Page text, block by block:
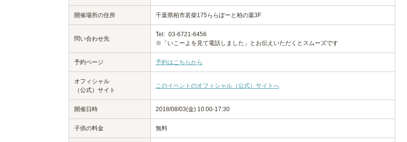
開催場所の住所 千葉県柏市若柴175ららぽーと柏の葉3F
問い合わせ先
Tel: 03-6721-6456
※「いこーよを見て電話しました」とお伝えいただくとスムーズです
予約ページ 予約はこちらから
オフィシャル
（公式）サイト
このイベントのオフィシャル（公式）サイトへ
開催日時 2018/08/03(金) 10:00-17:30
子供の料金 無料